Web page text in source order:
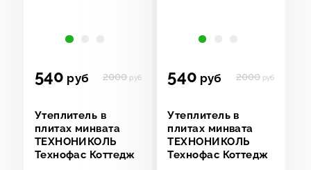
540 руб 2000 руб
Утеплитель в
плитах минвата
ТЕХНОНИКОЛЬ
Технофас Коттедж
540 руб 2000 руб
Утеплитель в
плитах минвата
ТЕХНОНИКОЛЬ
Технофас Коттедж